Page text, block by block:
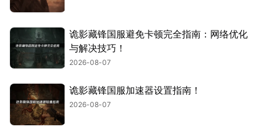
诡影藏锋国服避免卡顿完全指南：网络优化
与解决技巧！
2026-08-07
诡影藏锋国服加速器设置指南！
2026-08-07